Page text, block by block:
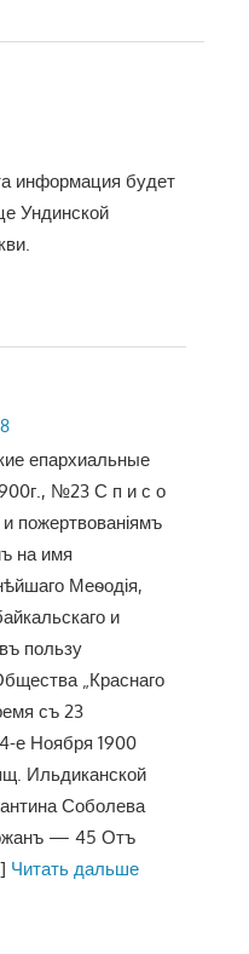
информация будет
Ундинской
епархиальные
№23 С п и с о
пожертвованіямъ
на имя
Меѳодія,
и
пользу
„Краснаго
съ 23
е Ноября 1900
Ильдиканской
Соболева
— 45 Отъ
Читать дальше